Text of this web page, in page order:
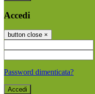
Accedi
button close ×
Password dimenticata?